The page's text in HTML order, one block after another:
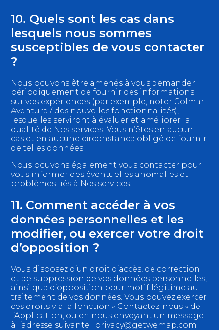
10. Quels sont les cas dans
lesquels nous sommes
susceptibles de vous contacter
?
Nous pouvons être amenés à vous demander
périodiquement de fournir des informations
sur vos expériences (par exemple, noter Colmar
Aventure / des nouvelles fonctionnalités),
lesquelles serviront à évaluer et améliorer la
qualité de Nos services. Vous n’êtes en aucun
cas et en aucune circonstance obligé de fournir
de telles données.
Nous pouvons également vous contacter pour
vous informer des éventuelles anomalies et
problèmes liés à Nos services.
11. Comment accéder à vos
données personnelles et les
modifier, ou exercer votre droit
d’opposition ?
Vous disposez d’un droit d’accès, de correction
et de suppression de vos données personnelles,
ainsi que d’opposition pour motif légitime au
traitement de vos données. Vous pouvez exercer
ces droits via la fonction « Contactez-nous » de
l’Application, ou en nous envoyant un message
à l’adresse suivante : privacy@getwemap.com.